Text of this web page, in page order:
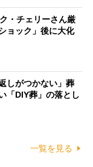
・チェリーさん厳
ョック」後に大化
しがつかない」葬
「DIY葬」の落とし
一覧を見る